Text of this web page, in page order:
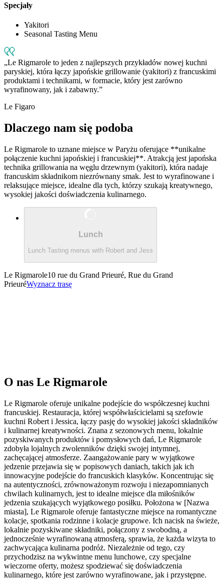
Specjały
Yakitori
Seasonal Tasting Menu
Le Rigmarole to jeden z najlepszych przykładów nowej kuchni
paryskiej, która łączy japońskie grillowanie (yakitori) z francuskimi
produktami i technikami, w formacie, który jest zarówno
wyrafinowany, jak i zabawny.
Le Figaro
Dlaczego nam się podoba
Le Rigmarole to uznane miejsce w Paryżu oferujące **unikalne
połączenie kuchni japońskiej i francuskiej**. Atrakcją jest japońska
technika grillowania na węglu drzewnym (yakitori), która nadaje
francuskim składnikom niezrównany smak. Jest to wyrafinowane i
relaksujące miejsce, idealne dla tych, którzy szukają kreatywnego,
wysokiej jakości doświadczenia kulinarnego.
Lunch
Lunch Tasting menus with Robert and Jess
Le Rigmarole10 rue du Grand Prieuré, Rue du Grand
PrieuréWyznacz trasę
O nas Le Rigmarole
Le Rigmarole oferuje unikalne podejście do współczesnej kuchni
francuskiej. Restauracja, której współwłaścicielami są szefowie
kuchni Robert i Jessica, łączy pasję do wysokiej jakości składników
i kulinarnej kreatywności. Znana z sezonowych menu, lokalnie
pozyskiwanych produktów i pomysłowych dań, Le Rigmarole
zdobyła lojalnych zwolenników dzięki swojej intymnej,
zachęcającej atmosferze. Zaangażowanie pary w wyjątkowe
jedzenie przejawia się w popisowych daniach, takich jak ich
innowacyjne podejście do francuskich klasyków. Koncentrując się
na autentyczności, zrównoważonym rozwoju i niezapomnianych
chwilach kulinarnych, jest to idealne miejsce dla miłośników
jedzenia szukających wyjątkowego posiłku. Położona w [Nazwa
miasta], Le Rigmarole oferuje fantastyczne miejsce na romantyczne
kolacje, spotkania rodzinne i kolacje grupowe. Ich nacisk na świeże,
lokalnie pozyskiwane składniki, połączony z swobodną, a
jednocześnie wyrafinowaną atmosferą, sprawia, że każda wizyta to
zachwycająca kulinarna podróż. Niezależnie od tego, czy
przychodzisz na wykwintne menu lunchowe, czy specjalne
wieczorne oferty, możesz spodziewać się doświadczenia
kulinarnego, które jest zarówno wyrafinowane, jak i przystępne.